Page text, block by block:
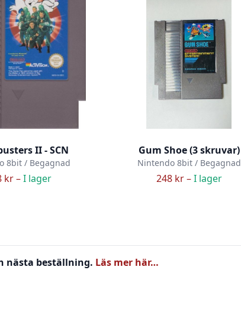
II - SCN
8bit / Begagnad
kr –I lager
Gum Shoe (3 skruvar)
Nintendo 8bit / Begagnad
248 kr –I lager
nästa beställning. Läs mer här…